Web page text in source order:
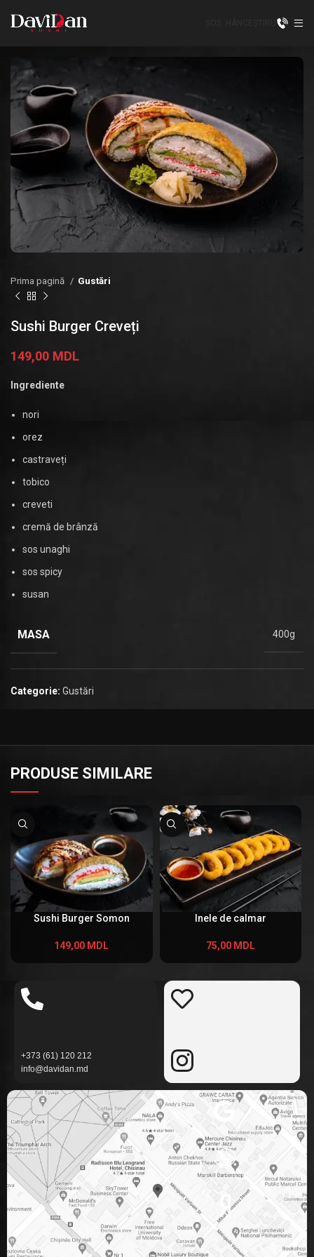
Prima pagină Gustări
Sushi Burger Creveți
149,00 MDL
Ingrediente
nori
orez
castraveți
tobico
creveti
cremă de brânză
sos unaghi
sos spicy
susan
MASA 400g
Categorie: Gustări
PRODUSE SIMILARE
Sushi Burger Somon
149,00 MDL
Inele de calmar
75,00 MDL
+373 (61) 120 212
info@davidan.md